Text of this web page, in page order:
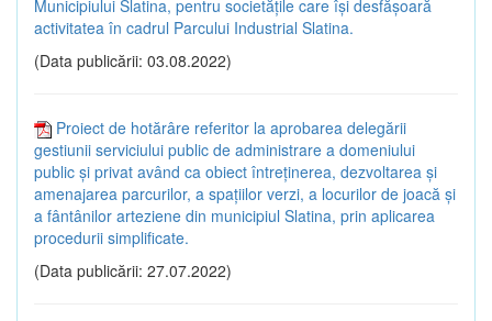
Municipiului Slatina, pentru societăţile care își desfăşoară
activitatea în cadrul Parcului Industrial Slatina.
(Data publicării: 03.08.2022)
Proiect de hotărâre referitor la aprobarea delegării
gestiunii serviciului public de administrare a domeniului
public și privat având ca obiect întreţinerea, dezvoltarea și
amenajarea parcurilor, a spaţiilor verzi, a locurilor de joacă şi
a fântânilor arteziene din municipiul Slatina, prin aplicarea
procedurii simplificate.
(Data publicării: 27.07.2022)